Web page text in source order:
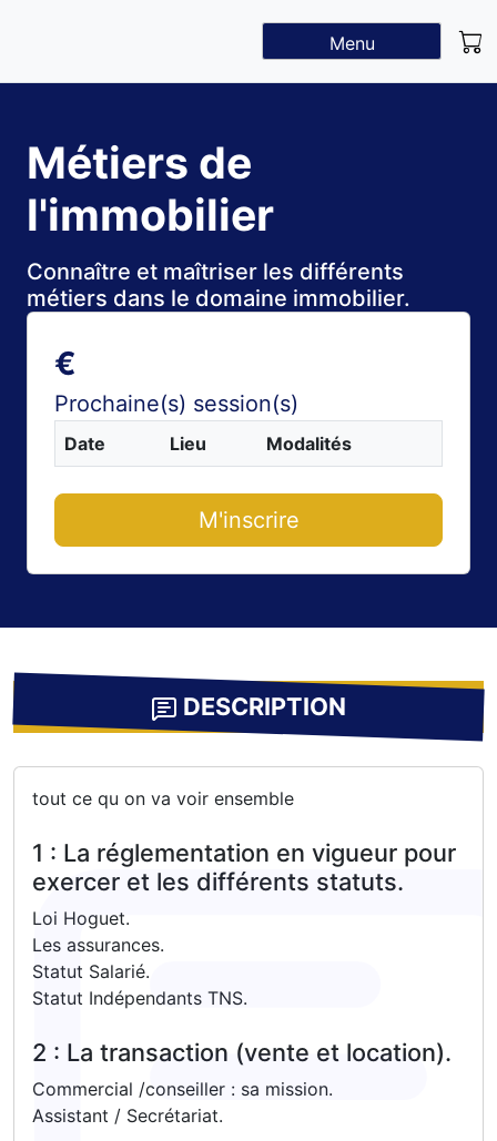
Menu
Métiers de
l'immobilier
Connaître et maîtriser les différents
métiers dans le domaine immobilier.
€
Prochaine(s) session(s)
Date Lieu Modalités
M'inscrire
DESCRIPTION
tout ce qu on va voir ensemble
1 : La réglementation en vigueur pour
exercer et les différents statuts.
Loi Hoguet.
Les assurances.
Statut Salarié.
Statut Indépendants TNS.
2 : La transaction (vente et location).
Commercial /conseiller : sa mission.
Assistant / Secrétariat.